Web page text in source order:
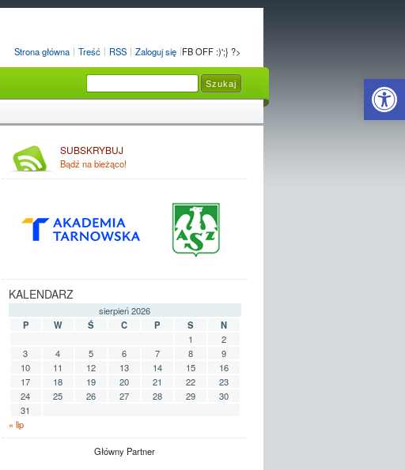
Strona główna Treść RSS Zaloguj się FB OFF :)';} ?>
SUBSKRYBUJ
Bądź na bieżąco!
KALENDARZ
sierpień 2026
P
W Ś C P S
N
1
2
3
4 5 6 7 8
9
10
11 12 13 14 15
16
17
18 19 20 21 22
23
24
25 26 27 28 29
30
31
« lip
Główny Partner